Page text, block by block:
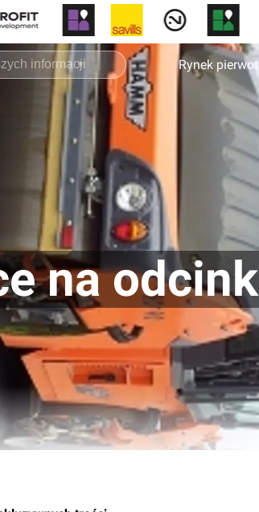
Rynek
na